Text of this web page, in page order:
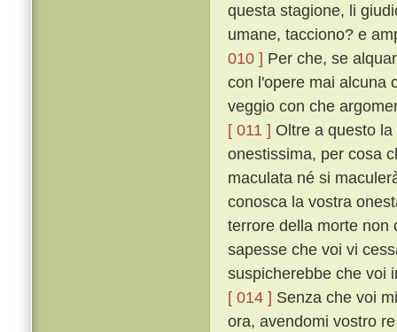
questa stagione, li
umane, tacciono? e
010 ] Per che, se
con l'opere mai alcuna
veggio con che
[ 011 ] Oltre a questo
onestissima, per cosa
maculata né si
conosca la vostra
terrore della morte
sapesse che voi vi
suspicherebbe che voi
[ 014 ] Senza che voi
ora, avendomi vostro